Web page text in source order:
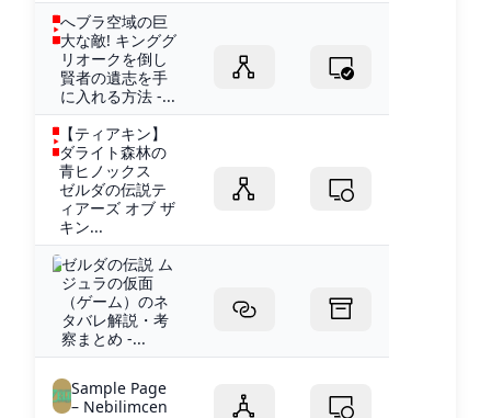
へブラ空域の巨
大な敵! キンググ
リオークを倒し
賢者の遺志を手
に入れる方法 -...
【ティアキン】
ダライト森林の
青ヒノックス
ゼルダの伝説テ
ィアーズ オブ ザ
キン...
ゼルダの伝説 ム
ジュラの仮面
（ゲーム）のネ
タバレ解説・考
察まとめ -...
Sample Page
– Nebilimcen